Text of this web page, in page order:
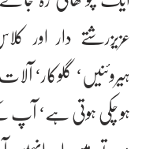
عزیزرشتے دار اور
ہیروئنیں‘ گلوکار‘
ہو چکی ہوتی ہے‘